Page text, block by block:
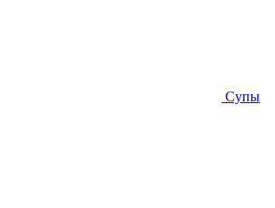
Супы